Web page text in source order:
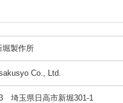
堀製作所
Co., Ltd.
埼玉県日高市新堀301-1